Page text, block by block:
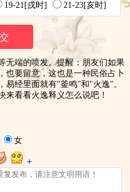
19-21[戌时] 21-23[亥时]
无端的喷发。提醒：朋友们如果
也要留意，这也是一种民俗占卜
易经里面就有"釜鸣"和"火逸"。
来看看火逸释义怎么说吧！